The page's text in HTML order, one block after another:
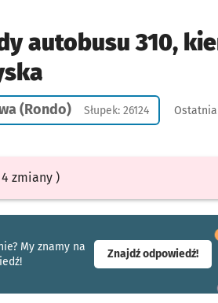
autobusu 310,
(Rondo) Słupek: 26124
zmiany )
My znamy na
Znajdź odpowiedź!-